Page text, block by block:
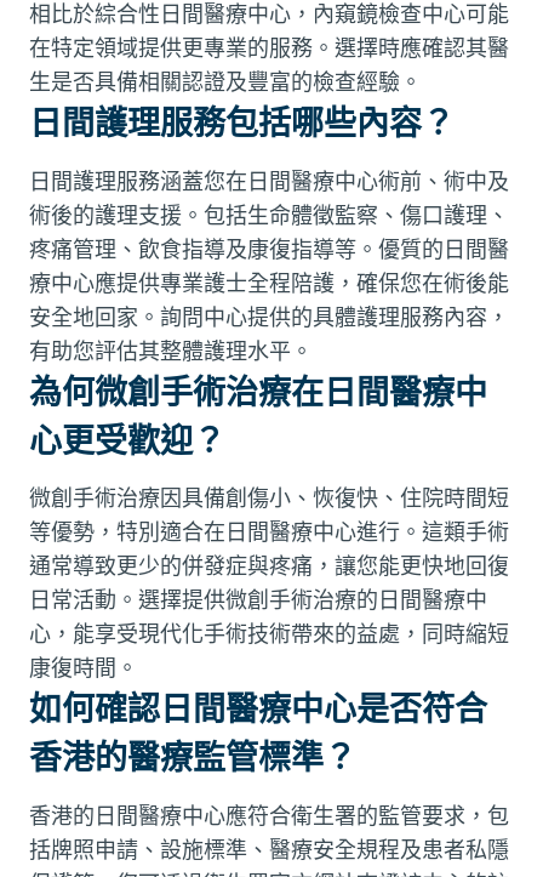
相比於綜合性日間醫療中心，內窺鏡檢查中心可能
在特定領域提供更專業的服務。選擇時應確認其醫
生是否具備相關認證及豐富的檢查經驗。
日間護理服務包括哪些內容？
日間護理服務涵蓋您在日間醫療中心術前、術中及
術後的護理支援。包括生命體徵監察、傷口護理、
疼痛管理、飲食指導及康復指導等。優質的日間醫
療中心應提供專業護士全程陪護，確保您在術後能
安全地回家。詢問中心提供的具體護理服務內容，
有助您評估其整體護理水平。
為何微創手術治療在日間醫療中
心更受歡迎？
微創手術治療因具備創傷小、恢復快、住院時間短
等優勢，特別適合在日間醫療中心進行。這類手術
通常導致更少的併發症與疼痛，讓您能更快地回復
日常活動。選擇提供微創手術治療的日間醫療中
心，能享受現代化手術技術帶來的益處，同時縮短
康復時間。
如何確認日間醫療中心是否符合
香港的醫療監管標準？
香港的日間醫療中心應符合衛生署的監管要求，包
括牌照申請、設施標準、醫療安全規程及患者私隱